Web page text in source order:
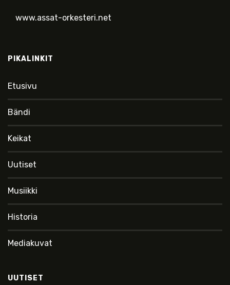
www.assat-orkesteri.net
PIKALINKIT
Etusivu
Bändi
Keikat
Uutiset
Musiikki
Historia
Mediakuvat
UUTISET